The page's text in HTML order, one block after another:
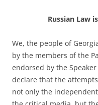
Russian Law
We, the people of
by the members of the
endorsed by the
declare that the
not only the